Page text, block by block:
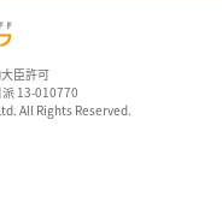
臣許可
派 13-010770
All Rights Reserved.